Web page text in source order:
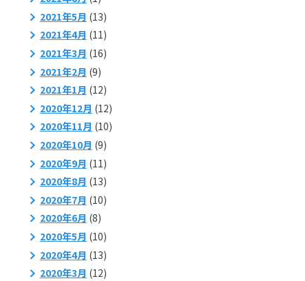
2021年5月 (13)
2021年4月 (11)
2021年3月 (16)
2021年2月 (9)
2021年1月 (12)
2020年12月 (12)
2020年11月 (10)
2020年10月 (9)
2020年9月 (11)
2020年8月 (13)
2020年7月 (10)
2020年6月 (8)
2020年5月 (10)
2020年4月 (13)
2020年3月 (12)